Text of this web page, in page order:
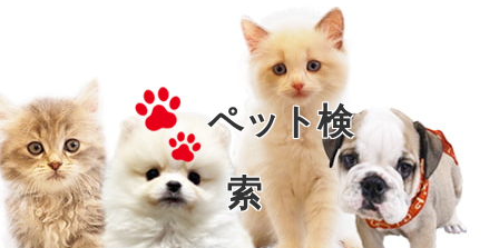
ペット検
索